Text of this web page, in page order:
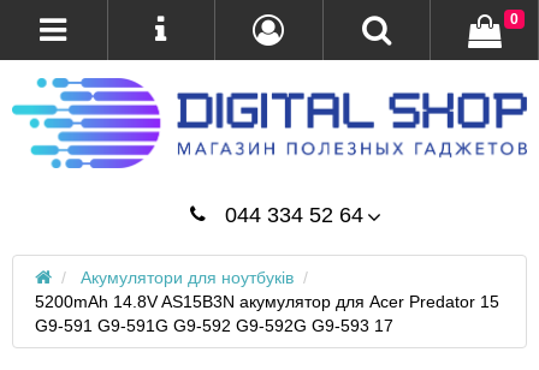
044 334 52 64
0
Акумулятори для ноутбуків
5200mAh 14.8V AS15B3N акумулятор для Acer Predator 15
G9-591 G9-591G G9-592 G9-592G G9-593 17